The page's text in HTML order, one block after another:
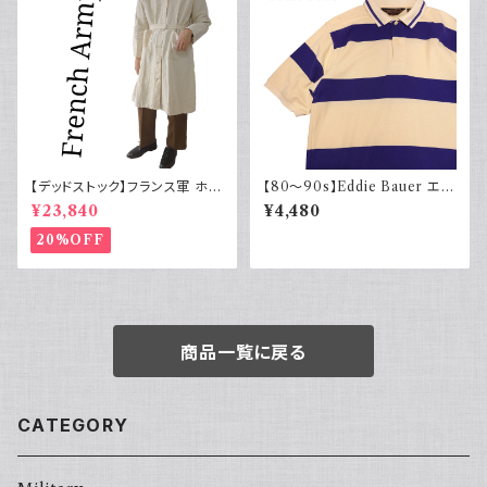
【デッドストック】フランス軍 ホス
ピタルコート リネンコート シン
グルタイプ
¥23,840
20%OFF
【80～90s】Eddie Bauer エデ
ィバウアー ポロシャツ 太ボーダ
ー 黒タグ
¥4,480
商品一覧に戻る
CATEGORY